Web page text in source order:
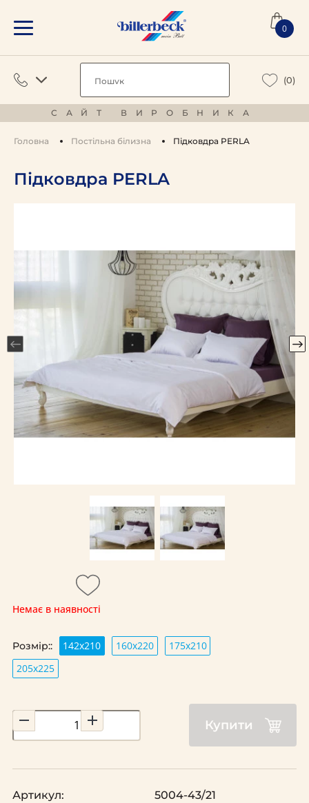
0
(0)
САЙТ ВИРОБНИКА
Головна Постільна білизна Підковдра PERLA
Підковдра PERLA
Немає в наявності
Розмір:: 142х210 160х220
175х210
205х225
Купити
Артикул:
5004-43/21